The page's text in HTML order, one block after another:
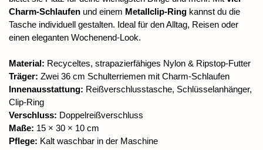
Charm-Schlaufen und einem Metallclip-Ring kannst du die
Tasche individuell gestalten. Ideal für den Alltag, Reisen oder
einen eleganten Wochenend-Look.
Material: Recyceltes, strapazierfähiges Nylon & Ripstop-Futter
Träger: Zwei 36 cm Schulterriemen mit Charm-Schlaufen
Innenausstattung: Reißverschlusstasche, Schlüsselanhänger,
Clip-Ring
Verschluss: Doppelreißverschluss
Maße: 15 × 30 × 10 cm
Pflege: Kalt waschbar in der Maschine